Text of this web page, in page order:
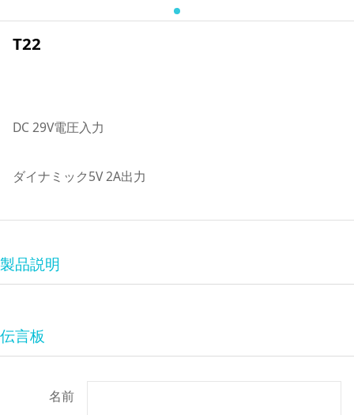
T22
DC 29V電圧入力
ダイナミック5V 2A出力
製品説明
伝言板
名前